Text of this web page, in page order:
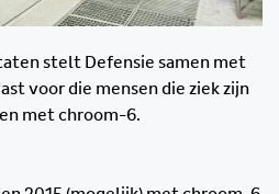
stelt Defensie samen met
voor die mensen die ziek zijn
met chroom-6.